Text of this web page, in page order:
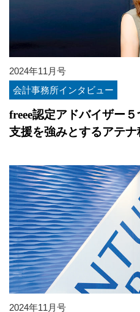
2024年11月号
会計事務所インタビュー
freee認定アドバイザー
支援を強みとするアテナ
2024年11月号